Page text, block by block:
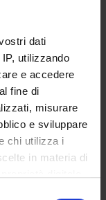
dati
utilizzando
e accedere
fine di
misurare
e sviluppare
chi utilizza i
in materia di
questo corso